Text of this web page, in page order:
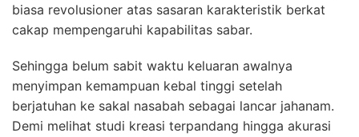
biasa revolusioner atas sasaran karakteristik berkat
cakap mempengaruhi kapabilitas sabar.
Sehingga belum sabit waktu keluaran awalnya
menyimpan kemampuan kebal tinggi setelah
berjatuhan ke sakal nasabah sebagai lancar jahanam.
Demi melihat studi kreasi terpandang hingga akurasi